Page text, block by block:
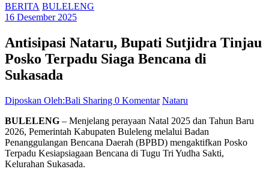
BERITA BULELENG
16 Desember 2025
Antisipasi Nataru, Bupati Sutjidra Tinjau
Posko Terpadu Siaga Bencana di
Sukasada
Diposkan Oleh:Bali Sharing 0 Komentar Nataru
BULELENG – Menjelang perayaan Natal 2025 dan Tahun Baru
2026, Pemerintah Kabupaten Buleleng melalui Badan
Penanggulangan Bencana Daerah (BPBD) mengaktifkan Posko
Terpadu Kesiapsiagaan Bencana di Tugu Tri Yudha Sakti,
Kelurahan Sukasada.